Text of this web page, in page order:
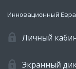
Инновационный
Личный
Экранный